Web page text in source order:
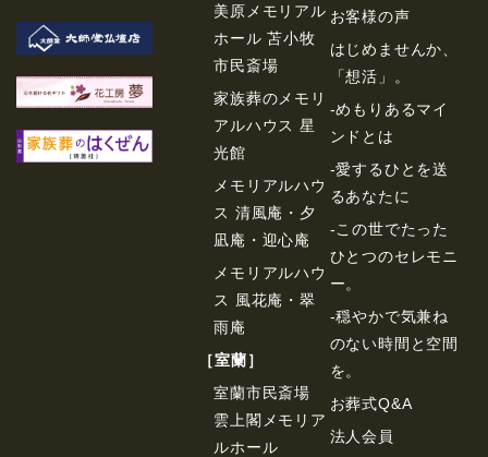
美原メモリアル
ホール 苫小牧
市民斎場
家族葬のメモリ
アルハウス 星
光館
メモリアルハウ
ス 清風庵・夕
凪庵・迎心庵
メモリアルハウ
ス 風花庵・翠
雨庵
［室蘭］
室蘭市民斎場
雲上閣メモリア
ルホール
お客様の声
はじめませんか、
「想活」。
-めもりあるマイ
ンドとは
-愛するひとを送
るあなたに
-この世でたった
ひとつのセレモニ
ー。
-穏やかで気兼ね
のない時間と空間
を。
お葬式Q&A
法⼈会員